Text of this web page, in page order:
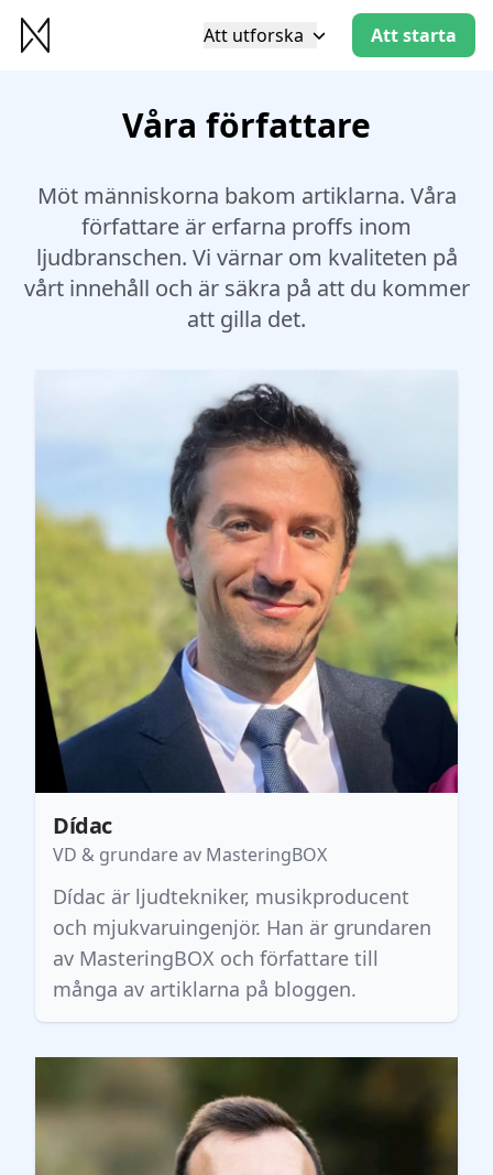
Att utforska Att starta
Våra författare
Möt människorna bakom artiklarna. Våra
författare är erfarna proffs inom
ljudbranschen. Vi värnar om kvaliteten på
vårt innehåll och är säkra på att du kommer
att gilla det.
Dídac
VD & grundare av MasteringBOX
Dídac är ljudtekniker, musikproducent
och mjukvaruingenjör. Han är grundaren
av MasteringBOX och författare till
många av artiklarna på bloggen.